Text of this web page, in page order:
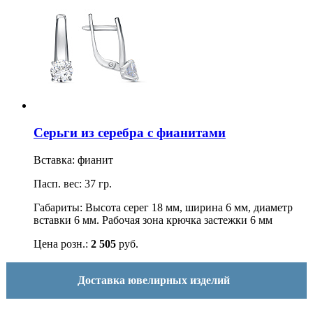
Серьги из серебра с фианитами
Вставка: фианит
Пасп. вес: 37 гр.
Габариты: Высота серег 18 мм, ширина 6 мм, диаметр
вставки 6 мм. Рабочая зона крючка застежки 6 мм
Цена розн.: 2 505 руб.
Доставка ювелирных изделий